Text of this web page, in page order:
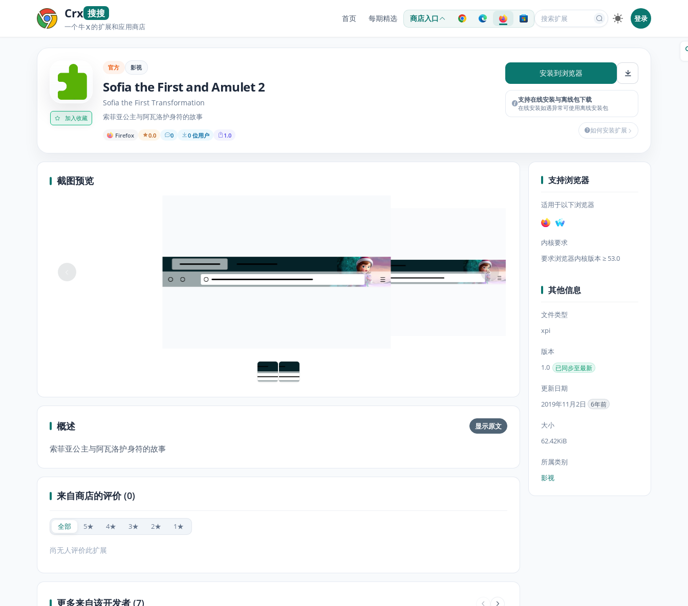
Crx 搜搜
一个牛X的扩展和应用商店
首页 每期精选 商店入口 登录
加入收藏
官方 影视
Sofia the First and Amulet 2
Sofia the First Transformation
索菲亚公主与阿瓦洛护身符的故事
Firefox 0.0 0 0 位用户 1.0
安装到浏览器
支持在线安装与离线包下载
在线安装如遇异常可使用离线安装包
如何安装扩展
截图预览
概述 显示原文
索菲亚公主与阿瓦洛护身符的故事
来自商店的评价 (0)
全部 5★ 4★ 3★ 2★ 1★
尚无人评价此扩展
更多来自该开发者 (7)
支持浏览器
适用于以下浏览器
内核要求
要求浏览器内核版本 ≥ 53.0
其他信息
文件类型
xpi
版本
1.0
已同步至最新
更新日期
2019年11月2日
6年前
大小
62.42KiB
所属类别
影视